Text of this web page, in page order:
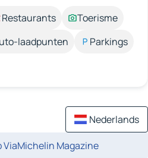
Restaurants
Toerisme
laadpunten
Parkings
Nederlands
ViaMichelin Magazine